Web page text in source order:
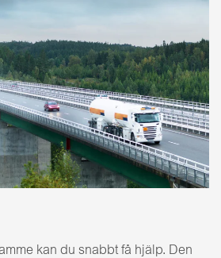
kan du snabbt få hjälp. Den